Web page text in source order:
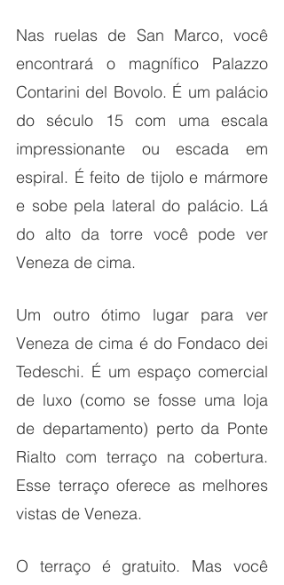
Nas ruelas de San Marco, você
encontrará o magnífico Palazzo
Contarini del Bovolo. É um palácio
do século 15 com uma escala
impressionante ou escada em
espiral. É feito de tijolo e mármore
e sobe pela lateral do palácio. Lá
do alto da torre você pode ver
Veneza de cima.
Um outro ótimo lugar para ver
Veneza de cima é do Fondaco dei
Tedeschi. É um espaço comercial
de luxo (como se fosse uma loja
de departamento) perto da Ponte
Rialto com terraço na cobertura.
Esse terraço oferece as melhores
vistas de Veneza.
O terraço é gratuito. Mas você